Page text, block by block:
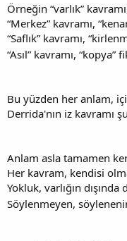
Örneğin “varlık”
“Merkez” kavramı,
“Saflık” kavramı,
“Asıl” kavramı, “kopya”
Bu yüzden her anlam,
Derrida'nın iz kavramı
Anlam asla tamamen
Her kavram, kendisi
Yokluk, varlığın dışında
Söylenmeyen,